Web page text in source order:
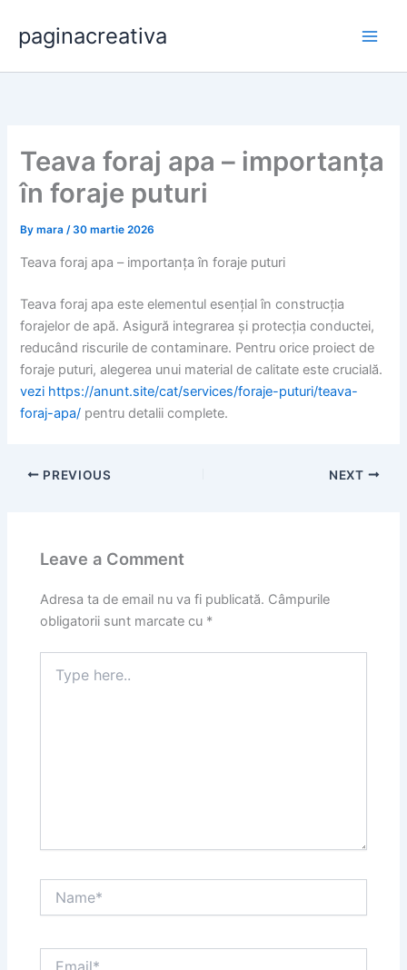
content
paginacreativa
Teava foraj apa – importanța
în foraje puturi
Bymara/30 martie 2026
Teava foraj apa – importanța în foraje puturi
Teava foraj apa este elementul esențial în construcția
forajelor de apă. Asigură integrarea și protecția conductei,
reducând riscurile de contaminare. Pentru orice proiect de
foraje puturi, alegerea unui material de calitate este crucială.
vezi https://anunt.site/cat/services/foraje-puturi/teava-
foraj-apa/ pentru detalii complete.
PREVIOUS NEXT
Leave a Comment
Adresa ta de email nu va fi publicată. Câmpurile
obligatorii sunt marcate cu *
here..